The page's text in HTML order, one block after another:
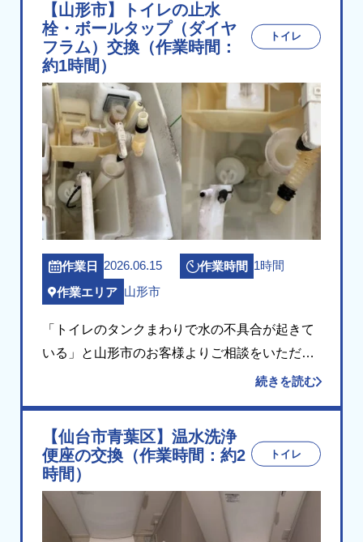
は、ラバー […]
【山形市】トイレの止水
栓・ボールタップ（ダイヤ
フラム）交換（作業時間：
約1時間）
トイレ
作業日 2026.06.15 作業時間 1時間
作業エリア 山形市
「トイレのタンクまわりで水の不具合が起きて
いる」と山形市のお客様よりご相談をいただき
ました。 現場にお伺いしてタンク内部を点検し
に経年劣 […]
続きを読む
【仙台市青葉区】温水洗浄
便座の交換（作業時間：約2
時間）
トイレ